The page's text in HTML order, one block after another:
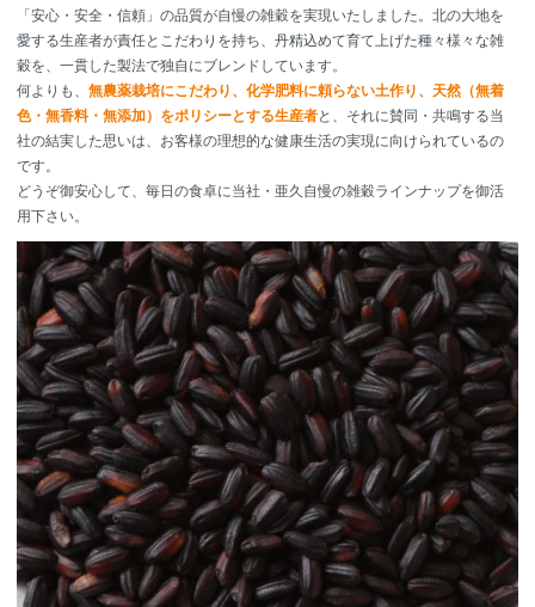
「安心・安全・信頼」の品質が自慢の雑穀を実現いたしました。北の大地を
愛する生産者が責任とこだわりを持ち、丹精込めて育て上げた種々様々な雑
穀を、一貫した製法で独自にブレンドしています。
何よりも、無農薬栽培にこだわり、化学肥料に頼らない土作り、天然（無着
色・無香料・無添加）をポリシーとする生産者と、それに賛同・共鳴する当
社の結実した思いは、お客様の理想的な健康生活の実現に向けられているの
です。
どうぞ御安心して、毎日の食卓に当社・亜久自慢の雑穀ラインナップを御活
用下さい。